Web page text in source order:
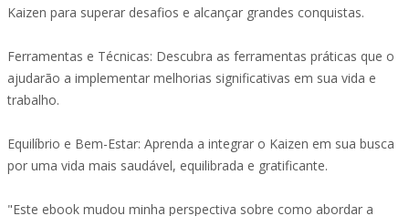
Kaizen para superar desafios e alcançar grandes conquistas.
Ferramentas e Técnicas: Descubra as ferramentas práticas que o
ajudarão a implementar melhorias significativas em sua vida e
trabalho.
Equilíbrio e Bem-Estar: Aprenda a integrar o Kaizen em sua busca
por uma vida mais saudável, equilibrada e gratificante.
"Este ebook mudou minha perspectiva sobre como abordar a